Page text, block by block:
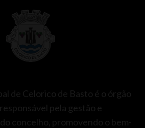
de Celorico de Basto é o órgão
pela gestão e
concelho, promovendo o bem-